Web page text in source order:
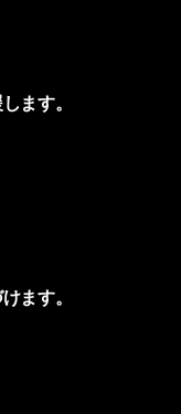
ます。
ます。